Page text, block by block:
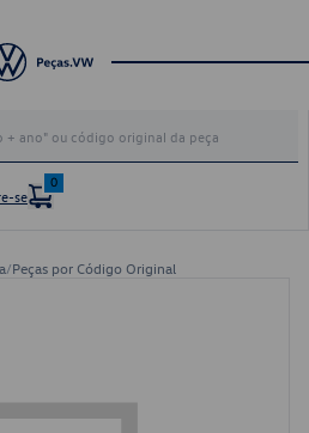
se
0
/Peças por Código Original